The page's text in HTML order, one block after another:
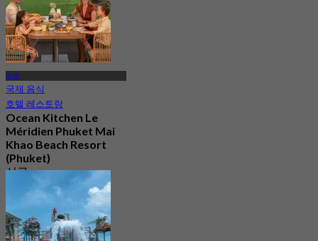
푸켓
국제 음식
호텔 레스토랑
Ocean Kitchen Le
Méridien Phuket Mai
Khao Beach Resort
(Phuket)
신규
฿ 445